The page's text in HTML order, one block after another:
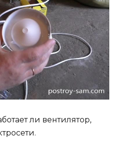
ли вентилятор,